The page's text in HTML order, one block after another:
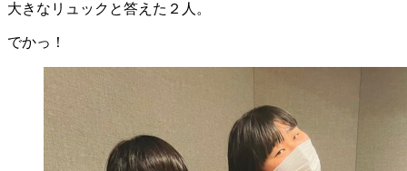
大きなリュックと答えた２人。
でかっ！